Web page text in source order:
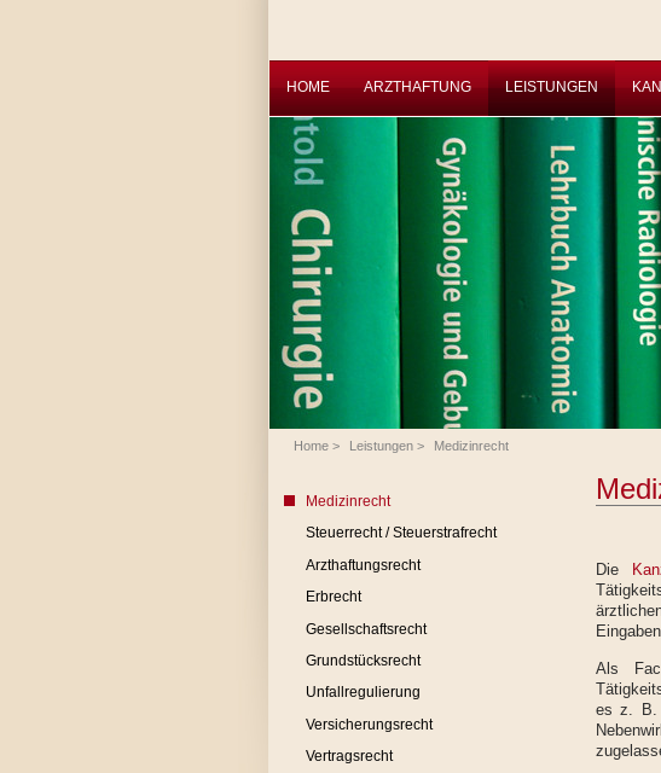
HOME ARZTHAFTUNG LEISTUNGEN
Home> Leistungen> Medizinrecht
Medizinrecht
Steuerrecht / Steuerstrafrecht
Arzthaftungsrecht
Erbrecht
Gesellschaftsrecht
Grundstücksrecht
Unfallregulierung
Versicherungsrecht
Vertragsrecht
Die
Als
es z. B.